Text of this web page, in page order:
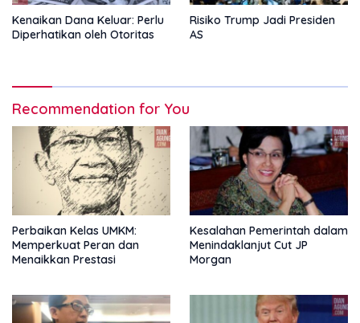
Kenaikan Dana Keluar: Perlu
Diperhatikan oleh Otoritas
Risiko Trump Jadi Presiden
AS
Recommendation for You
Perbaikan Kelas UMKM:
Memperkuat Peran dan
Menaikkan Prestasi
Kesalahan Pemerintah dalam
Menindaklanjut Cut JP
Morgan